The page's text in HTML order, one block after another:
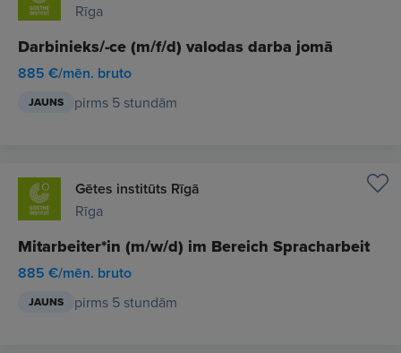
Rīga
Darbinieks/-ce (m/f/d) valodas darba jomā
885 €/mēn. bruto
JAUNS pirms 5 stundām
Gētes institūts Rīgā
Rīga
Mitarbeiter*in (m/w/d) im Bereich Spracharbeit
885 €/mēn. bruto
JAUNS pirms 5 stundām